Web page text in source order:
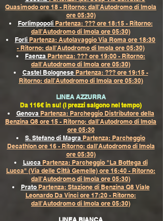
Quasimodo ore 18 - Ritorno: dall'Autodromo di Imola
ore 05:30)
Forlimpopoli Partenza: ??? ore 18:15 - Ritorno:
dall'Autodromo di Imola ore 05:30)
Forli Partenza: Autolavaggio Via Roma ore 18:30
- Ritorno: dall'Autodromo di Imola ore 05:30)
Faenza Partenza: ??? ore 19:00 - Ritorno:
dall'Autodromo di Imola ore 05:30)
Castel Bolognese Partenza: ??? ore 19:15 -
Ritorno: dall'Autodromo di Imola ore 05:30)
LINEA AZZURRA
Da 116€ in su! (I prezzi salgono nel tempo)
Genova Partenza: Parcheggio Distributore della
Benzina Q8 ore 15 - Ritorno: dall'Autodromo di Imola
ore 05:30
S. Stefano di Magra Partenza: Parcheggio
Decathlon ore 16 - Ritorno: dall'Autodromo di Imola
ore 05:30)
Lucca Partenza: Parcheggio "La Bottega di
Lucca" (Via delle Città Gemelle) ore 16:40 - Ritorno:
dall'Autodromo di Imola ore 05:30)
Prato Partenza: Stazione di Benzina Q8 Viale
Leonardo Da Vinci ore 17:20 - Ritorno:
dall'Autodromo di Imola ore 05:30)​